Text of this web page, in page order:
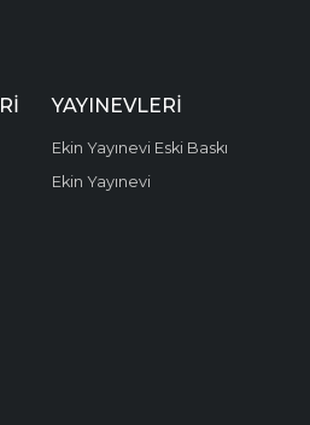
YAYINEVLERI
Ekin Yayınevi Eski Baskı
Ekin Yayınevi